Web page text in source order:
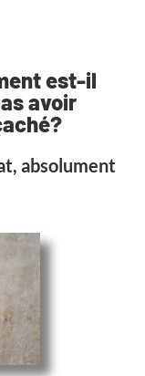
est-il
avoir
absolument